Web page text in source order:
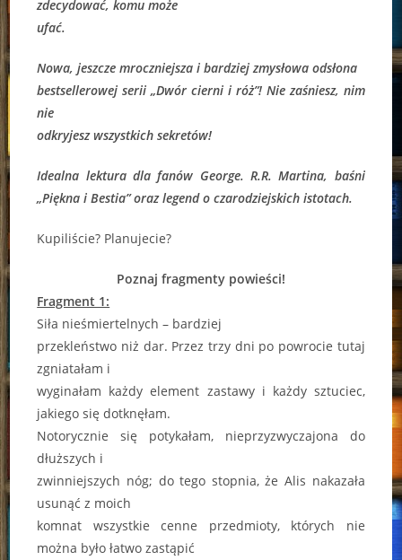
zdecydować, komu może
ufać.
Nowa, jeszcze mroczniejsza i bardziej zmysłowa odsłona
bestsellerowej serii „Dwór cierni i róż”! Nie zaśniesz, nim
nie
odkryjesz wszystkich sekretów!
Idealna lektura dla fanów George. R.R. Martina, baśni
„Piękna i Bestia” oraz legend o czarodziejskich istotach.
Kupiliście? Planujecie?
Poznaj fragmenty powieści!
Fragment 1:
Siła nieśmiertelnych – bardziej
przekleństwo niż dar. Przez trzy dni po powrocie tutaj
zgniatałam i
wyginałam każdy element zastawy i każdy sztuciec,
jakiego się dotknęłam.
Notorycznie się potykałam, nieprzyzwyczajona do
dłuższych i
zwinniejszych nóg; do tego stopnia, że Alis nakazała
usunąć z moich
komnat wszystkie cenne przedmioty, których nie
można było łatwo zastąpić